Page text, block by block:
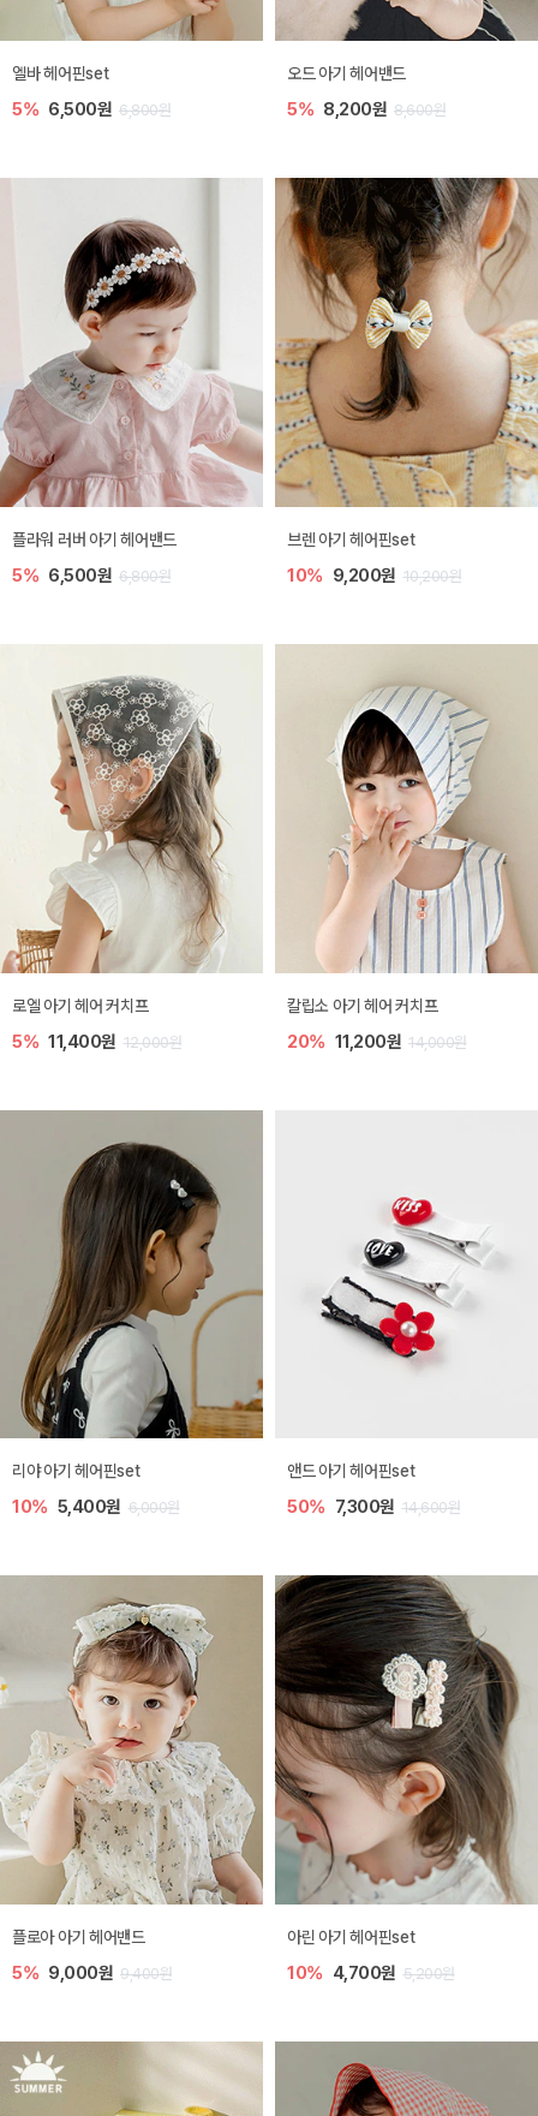
엘바 헤어핀set
5% 6,500원 6,800원
오드 아기 헤어밴드
5% 8,200원 8,600원
플라워 러버 아기 헤어밴드
5% 6,500원 6,800원
브렌 아기 헤어핀set
10% 9,200원 10,200원
로엘 아기 헤어 커치프
5% 11,400원 12,000원
칼립소 아기 헤어 커치프
20% 11,200원 14,000원
리야 아기 헤어핀set
10% 5,400원 6,000원
앤드 아기 헤어핀set
50% 7,300원 14,600원
플로아 아기 헤어밴드
5% 9,000원 9,400원
아린 아기 헤어핀set
10% 4,700원 5,200원